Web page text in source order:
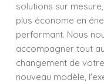
solutions sur
plus économe en
performant. Nous
accompagner tout
changement de
nouveau modèle,